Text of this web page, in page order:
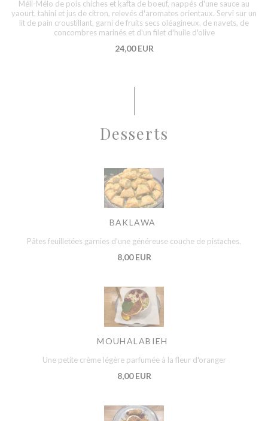
Méli-Mélo de pois chiches et kafta de boeuf, nappés d'une sauce au
yaourt, tahini et jus de citron, relevés d'aromates orientaux. Servi sur un
lit de pain croustillant, garni de fruits secs oléagineux, de navets, de
concombres marinés et d'un filet d'huile d'olive
24,00 EUR
Desserts
BAKLAWA
Pâtes feuilletées garnies d'une généreuse couche de pistaches.
8,00 EUR
MOUHALABIEH
Une petite crème légère parfumée à la fleur d'oranger
8,00 EUR